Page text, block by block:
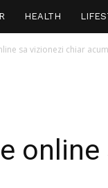
HEALTH
sa vizionezi chiar
online